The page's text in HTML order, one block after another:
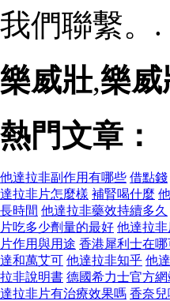
我們聯繫。.
樂威壯,樂威
熱門文章：
他達拉非副作用有哪些 借點錢
達拉非片怎麼樣 補腎喝什麼
長時間 他達拉非藥效持續多久
片吃多少劑量的最好 他達拉
片作用與用途 香港犀利士在哪
達和萬艾可 他達拉非知乎 他
拉非說明書 德國希力士官方網
達拉非片有治療效果嗎 香奈